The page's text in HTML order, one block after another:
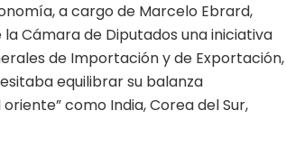
a cargo de Marcelo Ebrard,
Cámara de Diputados una iniciativa
de Importación y de Exportación,
equilibrar su balanza
como India, Corea del Sur,